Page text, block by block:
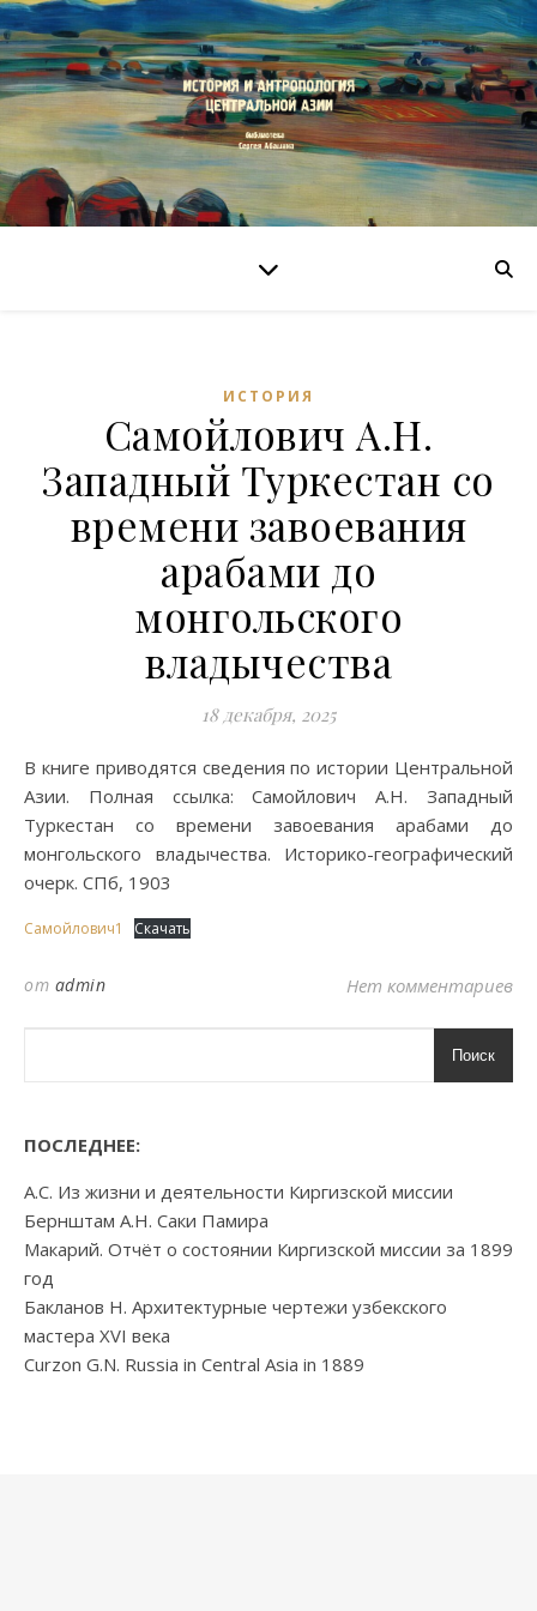
ИСТОРИЯ
Самойлович А.Н.
Западный Туркестан со
времени завоевания
арабами до
монгольского
владычества
18 декабря, 2025
В книге приводятся сведения по истории Центральной
Азии. Полная ссылка: Самойлович А.Н. Западный
Туркестан со времени завоевания арабами до
монгольского владычества. Историко-географический
очерк. СПб, 1903
Самойлович1 Скачать
от admin Нет комментариев
Поиск
ПОСЛЕДНЕЕ:
А.С. Из жизни и деятельности Киргизской миссии
Бернштам А.Н. Саки Памира
Макарий. Отчёт о состоянии Киргизской миссии за 1899
год
Бакланов Н. Архитектурные чертежи узбекского
мастера XVI века
Curzon G.N. Russia in Central Asia in 1889